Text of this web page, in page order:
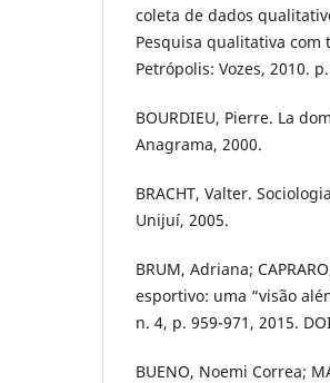
coleta de dados
Pesquisa qualitativa com
Petrópolis: Vozes, 2010.
BOURDIEU, Pierre. La
Anagrama, 2000.
BRACHT, Valter.
Unijuí, 2005.
BRUM, Adriana;
esportivo: uma “visão
n. 4, p. 959-971, 2015.
BUENO, Noemi Correa;